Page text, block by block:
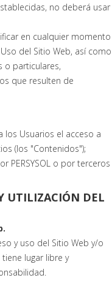
no deberá usar
en cualquier momento
del Sitio Web, así como
o particulares,
que resulten de
los Usuarios el acceso a
(los "Contenidos");
PERSYSOL o por terceros
UTILIZACIÓN DEL
y uso del Sitio Web y/o
lugar libre y